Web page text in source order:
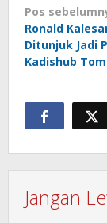
pos
Pos
Ronald
Ditunjuk Jadi
Kadishub
Jangan